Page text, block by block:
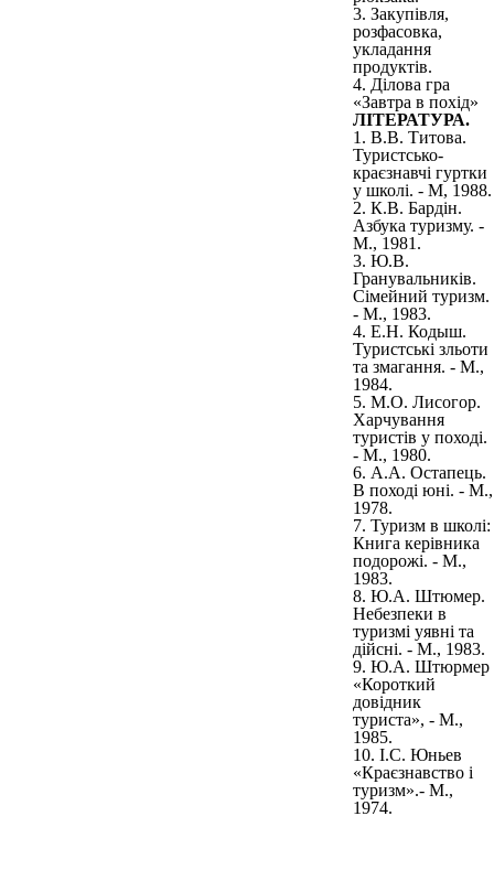
3. Закупівля,
розфасовка,
укладання
продуктів.
4. Ділова гра
«Завтра в похід»
ЛІТЕРАТУРА.
1. В.В. Титова.
Туристсько-
краєзнавчі гуртки
у школі. - М, 1988.
2. К.В. Бардін.
Азбука туризму. -
М., 1981.
3. Ю.В.
Гранувальників.
Сімейний туризм.
- М., 1983.
4. Е.Н. Кодыш.
Туристські зльоти
та змагання. - М.,
1984.
5. М.О. Лисогор.
Харчування
туристів у поході.
- М., 1980.
6. А.А. Остапець.
В поході юні. - М.,
1978.
7. Туризм в школі:
Книга керівника
подорожі. - М.,
1983.
8. Ю.А. Штюмер.
Небезпеки в
туризмі уявні та
дійсні. - М., 1983.
9. Ю.А. Штюрмер
«Короткий
довідник
туриста», - М.,
1985.
10. І.С. Юньев
«Краєзнавство і
туризм».- М.,
1974.